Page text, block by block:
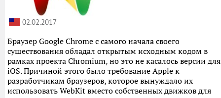
02.02.2017
Браузер Google Chrome с самого начала своего
существования обладал открытым исходным кодом в
рамках проекта Chromium, но это не касалось версии для
iOS. Причиной этого было требование Apple к
разработчикам браузеров, которое вынуждало их
использовать WebKit вместо собственных движков для